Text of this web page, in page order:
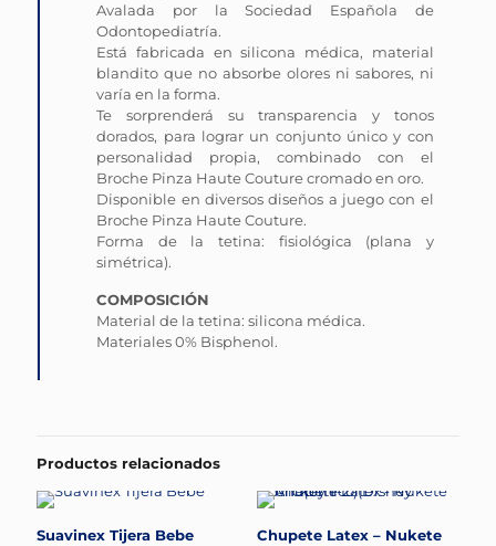
Avalada por la Sociedad Española de
Odontopediatría.
Está fabricada en silicona médica, material
blandito que no absorbe olores ni sabores, ni
varía en la forma.
Te sorprenderá su transparencia y tonos
dorados, para lograr un conjunto único y con
personalidad propia, combinado con el
Broche Pinza Haute Couture cromado en oro.
Disponible en diversos diseños a juego con el
Broche Pinza Haute Couture.
Forma de la tetina: fisiológica (plana y
simétrica).
COMPOSICIÓN
Material de la tetina: silicona médica.
Materiales 0% Bisphenol.
Productos relacionados
Suavinex Tijera Bebe
Chupete Latex – Nukete